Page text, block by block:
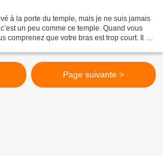
à la porte du temple, mais je ne suis jamais
un peu comme ce temple. Quand vous
comprenez que votre bras est trop court. Il y
Page suivante >